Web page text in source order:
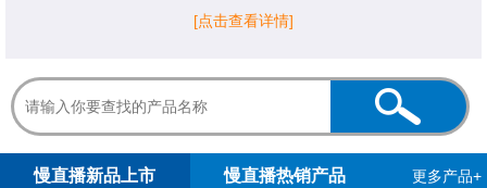
[点击查看详情]
慢直播新品上市 慢直播热销产品 更多产品+